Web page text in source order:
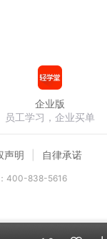
企业版
员工学习，企业买单
声明 自律承诺
400-838-5616